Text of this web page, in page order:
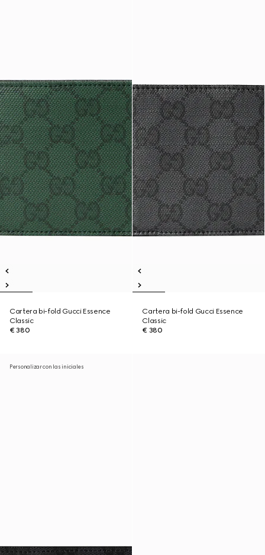
Cartera bi-fold Gucci Essence
Classic
€ 380
Cartera bi-fold Gucci Essence
Classic
€ 380
Personalizar con las iniciales